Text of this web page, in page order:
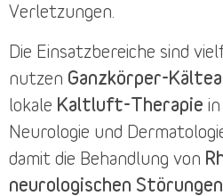
Verletzungen.
Die Einsatzbereiche sind
nutzen Ganzkörper-
lokale Kaltluft-Therapie
Neurologie und
damit die Behandlung von
neurologischen Störungen